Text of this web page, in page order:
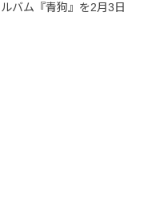
バム『青狗』を2月3日